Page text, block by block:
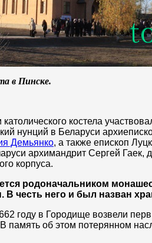
в Пинске.
костела
нунций в Беларуси
Демьянко, а также епископ
архимандрит Сергей Гаек,
корпуса.
родоначальником
честь него и был назван
году в Городище возвели
память об этом потерянном